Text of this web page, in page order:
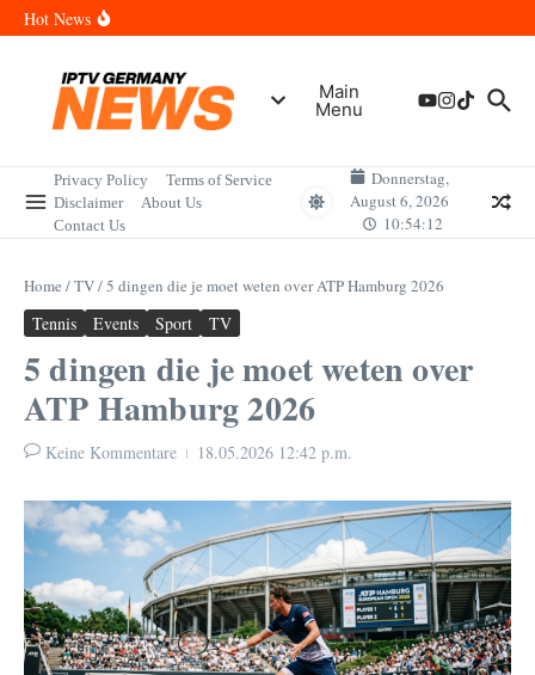
Skip to content
Hot News
Sportereignisse und Termine
Wann kommt die Samsung Galaxy Watch 9 heraus? Der
Vollständige Leitfaden für Smartwatch-Fans
Welche Mini LED Fernseher sind die Besten? Der Vollständige
Leitfaden für Premium-Bildqualität
Leitfaden zum Vermögen und der Karriere
Main
Menu
Privacy Policy
Terms of Service
Disclaimer
About Us
Contact Us
Donnerstag,
August 6, 2026
10:54:12
Home /TV/5 dingen die je moet weten over ATP Hamburg 2026
Tennis Events Sport TV
5 dingen die je moet weten over
ATP Hamburg 2026
Keine Kommentare 18.05.2026 12:42 p.m.